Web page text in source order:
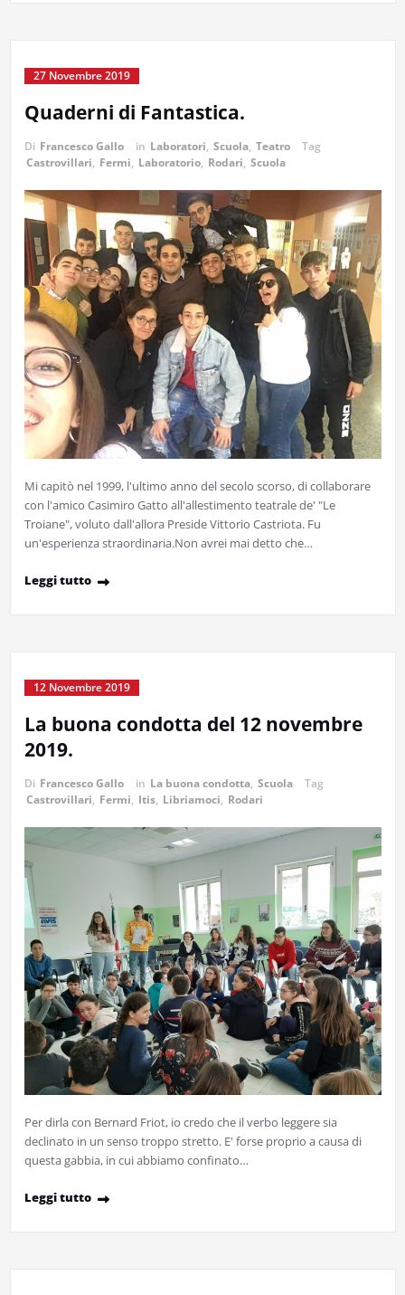
27 Novembre 2019
Quaderni di Fantastica.
Di Francesco Gallo in Laboratori, Scuola, Teatro
Tag
Castrovillari, Fermi, Laboratorio, Rodari, Scuola
Mi capitò nel 1999, l'ultimo anno del secolo scorso, di collaborare
con l'amico Casimiro Gatto all'allestimento teatrale de' "Le
Troiane", voluto dall'allora Preside Vittorio Castriota. Fu
un'esperienza straordinaria.Non avrei mai detto che…
Leggi tutto
12 Novembre 2019
La buona condotta del 12 novembre
2019.
Di Francesco Gallo in La buona condotta, Scuola
Tag
Castrovillari, Fermi, Itis, Libriamoci, Rodari
Per dirla con Bernard Friot, io credo che il verbo leggere sia
declinato in un senso troppo stretto. E' forse proprio a causa di
questa gabbia, in cui abbiamo confinato…
Leggi tutto